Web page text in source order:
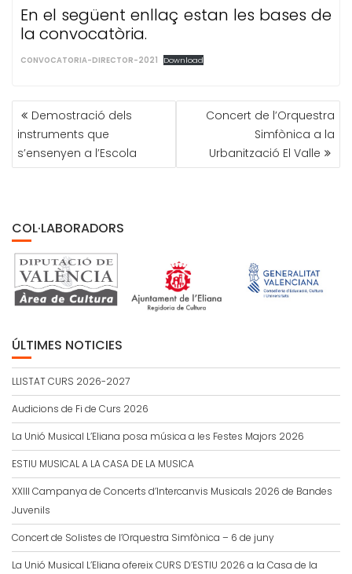
En el següent enllaç estan les bases de
la convocatòria.
CONVOCATORIA-DIRECTOR-2021 Download
NAVEGACIÓN
DE
ENTRADAS
Demostració dels
instruments que
s’ensenyen a l’Escola
Concert de l’Orquestra
Simfònica a la
Urbanització El Valle
COL·LABORADORS
ÚLTIMES NOTICIES
LLISTAT CURS 2026-2027
Audicions de Fi de Curs 2026
La Unió Musical L’Eliana posa música a les Festes Majors 2026
ESTIU MUSICAL A LA CASA DE LA MUSICA
XXIII Campanya de Concerts d’Intercanvis Musicals 2026 de Bandes
Juvenils
Concert de Solistes de l’Orquestra Simfònica – 6 de juny
La Unió Musical L’Eliana ofereix CURS D’ESTIU 2026 a la Casa de la